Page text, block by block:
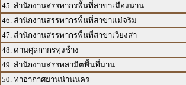
45. สำนักงานสรรพากรพื้นที่สาขาเมืองน่าน
46. สำนักงานสรรพากรพื้นที่สาขาแม่จริม
47. สำนักงานสรรพากรพื้นที่สาขาเวียงสา
48. ด่านศุลกากรทุ่งช้าง
49. สำนักงานสรรพสามิตพื้นที่น่าน
50. ท่าอากาศยานน่านนคร